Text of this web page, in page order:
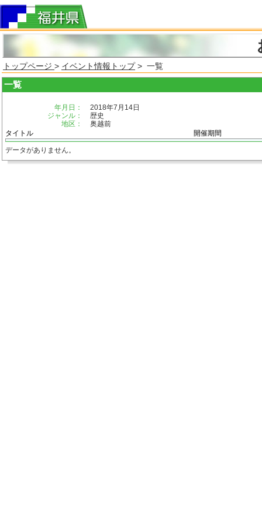
トップページ > イベント情報トップ> 一覧
一覧
年月日：
2018年7月14日
ジャンル：
歴史
地区：
奥越前
タイトル
開催期間
データがありません。